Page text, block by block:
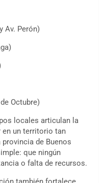
Av. Perón)
Octubre)
locales articulan la
en un territorio tan
de Buenos
que ningún
o falta de recursos.